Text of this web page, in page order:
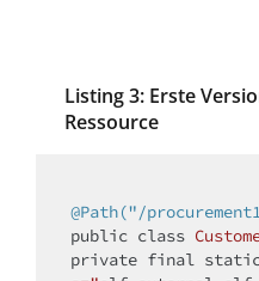
Listing 3: Erste
Ressource
@Path("/
public class
private final